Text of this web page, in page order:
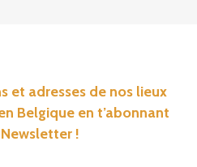
et adresses de nos lieux
Belgique en t’abonnant
!